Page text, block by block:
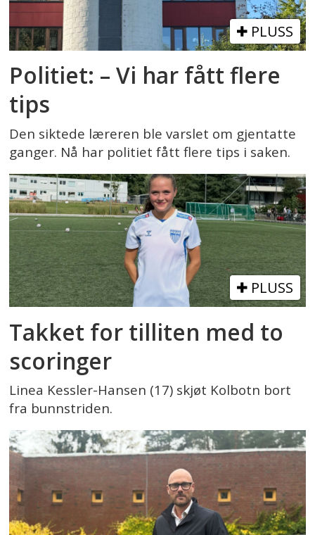
PLUSS
Politiet: – Vi har fått flere
tips
Den siktede læreren ble varslet om gjentatte
ganger. Nå har politiet fått flere tips i saken.
PLUSS
Takket for tilliten med to
scoringer
Linea Kessler-Hansen (17) skjøt Kolbotn bort
fra bunnstriden.